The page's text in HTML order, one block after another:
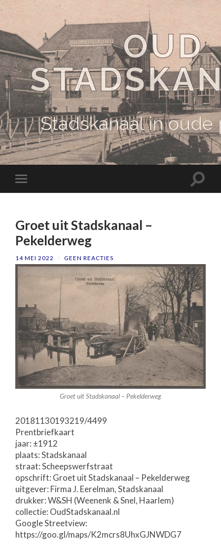
OUD
Stadskanaal in oude
Schakel
naar
Groet uit Stadskanaal –
Pekelderweg
14 MEI 2022 / GEEN REACTIES
Groet uit Stadskanaal – Pekelderweg
20181130193219/4499
Prentbriefkaart
jaar: ±1912
plaats: Stadskanaal
straat: Scheepswerfstraat
opschrift: Groet uit Stadskanaal – Pekelderweg
uitgever: Firma J. Eerelman, Stadskanaal
drukker: W&SH (Weenenk & Snel, Haarlem)
collectie: OudStadskanaal.nl
Google Streetview:
https://goo.gl/maps/K2mcrs8UhxGJNWDG7